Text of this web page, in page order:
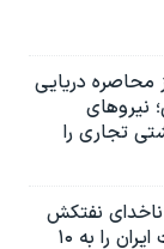
محاصره دریایی
نیروهای
مسیر ۵۱ کشتی تجاری را
ناخدای نفتکش
ناقض تحریم‌های نفت ایران را به ۱۰